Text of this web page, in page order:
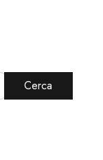
Cerca